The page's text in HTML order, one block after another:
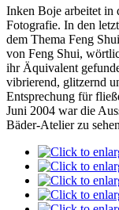
Inken Boje arbeitet in
Fotografie. In den
dem Thema Feng
von Feng Shui,
ihr Äquivalent
vibrierend, glitzernd
Entsprechung für
Juni 2004 war die
Bäder-Atelier zu